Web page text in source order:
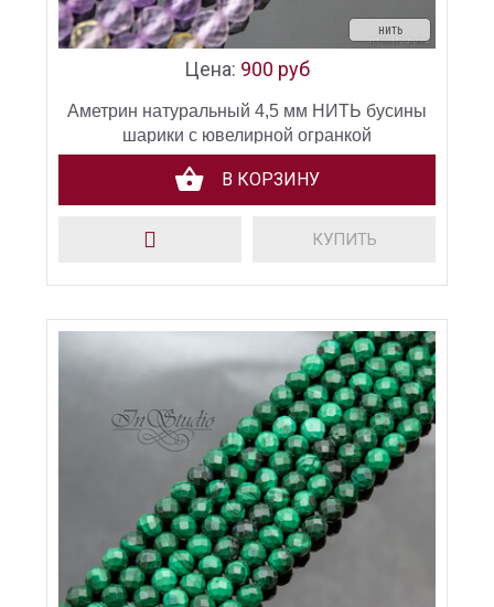
нить
Цена: 900 руб
Аметрин натуральный 4,5 мм НИТЬ бусины
шарики с ювелирной огранкой
В КОРЗИНУ
КУПИТЬ